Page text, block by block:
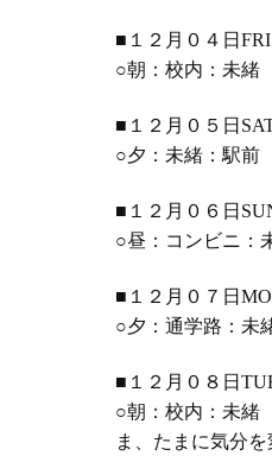
■１２月０４日FRI
○朝：校内：未緒
■１２月０５日
○夕：未緒：駅前
■１２月０６日
○昼：コンビニ：
■１２月０７日
○夕：通学路：未
■１２月０８日
○朝：校内：未緒
ま、たまに気分